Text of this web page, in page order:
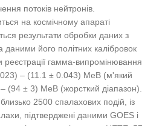
потоків нейтронів.
на космічному апараті
результати обробки даних з
його політних калібровок
реєстрації гамма-випромінювання
– (11.1 ± 0.043) МеВ (м'який
(94 ± 3) МеВ (жорсткий діапазон).
2500 спалахових подій, із
підтверджені даними GOES і